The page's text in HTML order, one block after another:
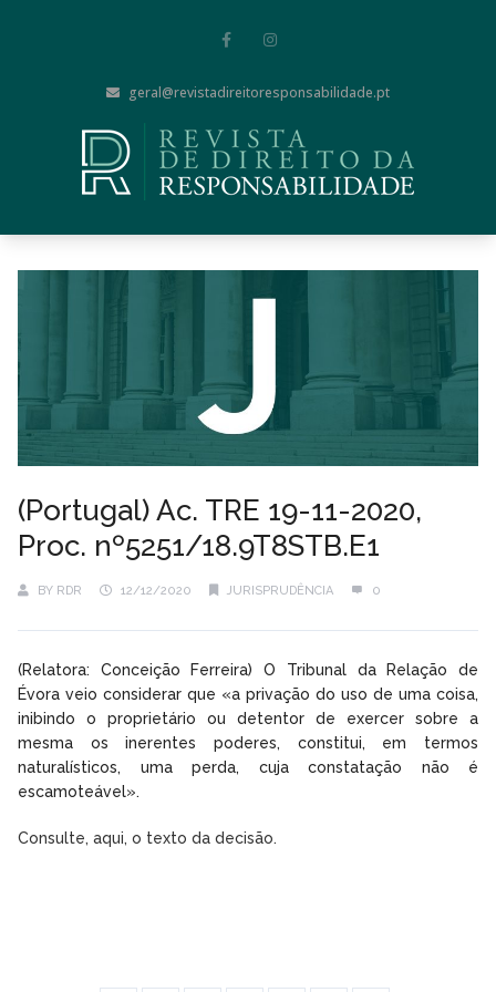
geral@revistadireitoresponsabilidade.pt
(Portugal) Ac. TRE 19-11-2020,
Proc. nº5251/18.9T8STB.E1
BY RDR 12/12/2020 JURISPRUDÊNCIA 0
(Relatora: Conceição Ferreira) O Tribunal da Relação de
Évora veio considerar que «a privação do uso de uma coisa,
inibindo o proprietário ou detentor de exercer sobre a
mesma os inerentes poderes, constitui, em termos
naturalísticos, uma perda, cuja constatação não é
escamoteável».
Consulte, aqui, o texto da decisão.